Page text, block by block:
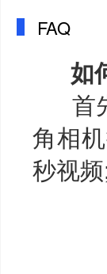
FAQ
如
首先
角相
秒视